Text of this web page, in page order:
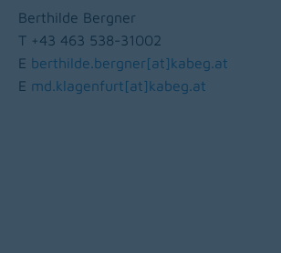
Berthilde Bergner
T +43 463 538-31002
E berthilde.bergner[at]kabeg.at
E md.klagenfurt[at]kabeg.at